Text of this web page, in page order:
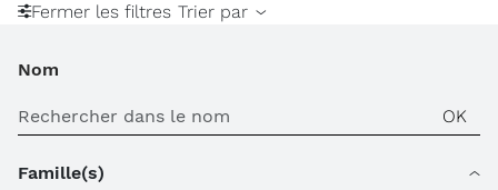
Fermer les filtres Trier par
Nom
Famille(s)